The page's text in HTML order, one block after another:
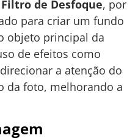
Filtro de Desfoque, por
para criar um fundo
objeto principal da
de efeitos como
a atenção do
da foto, melhorando a